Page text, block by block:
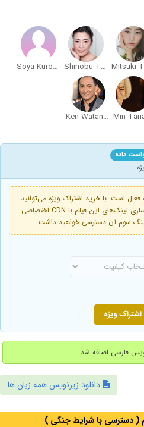
Shinobu Terajima
Soya Kurokawa
Min
Ken Watanabe
فعال است. با خرید اشتراک ویژه می‌توانید
هر 2 ساعت یک‌بار درخواست همگام‌سازی لینک‌های این فیلم با CDN اختصاصی
لینک سوم آن دسترسی خواهید داشت
ویژه
دانلود زیرنویس همه زبان ها
( دسترسی با شرایط جنگی )